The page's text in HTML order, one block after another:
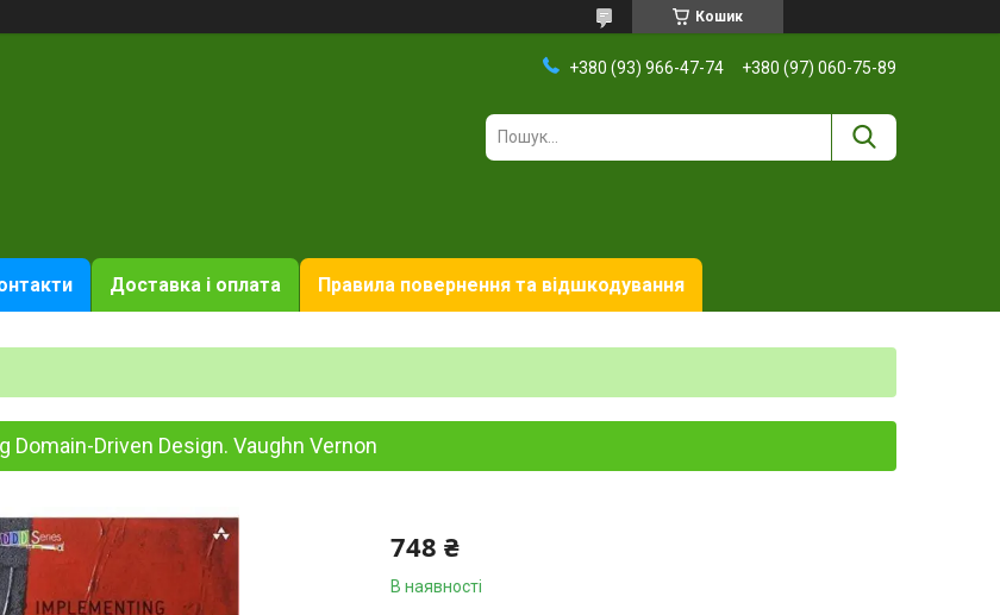
Кошик
+380 (93) 966-47-74 +380 (97) 060-75-89
Доставка і оплата Правила повернення та відшкодування
Domain-Driven Design. Vaughn Vernon
748 ₴
В наявності